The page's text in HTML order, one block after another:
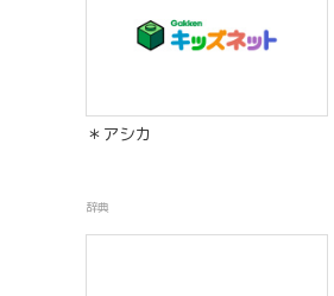
＊アシカ
辞典